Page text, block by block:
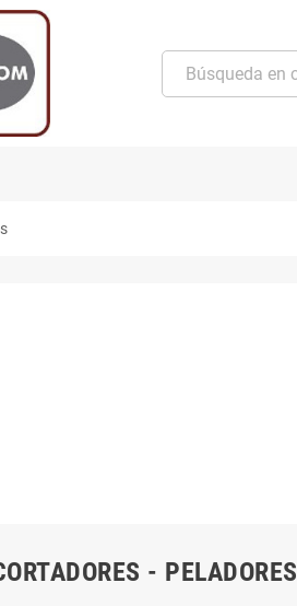
- PELADORES